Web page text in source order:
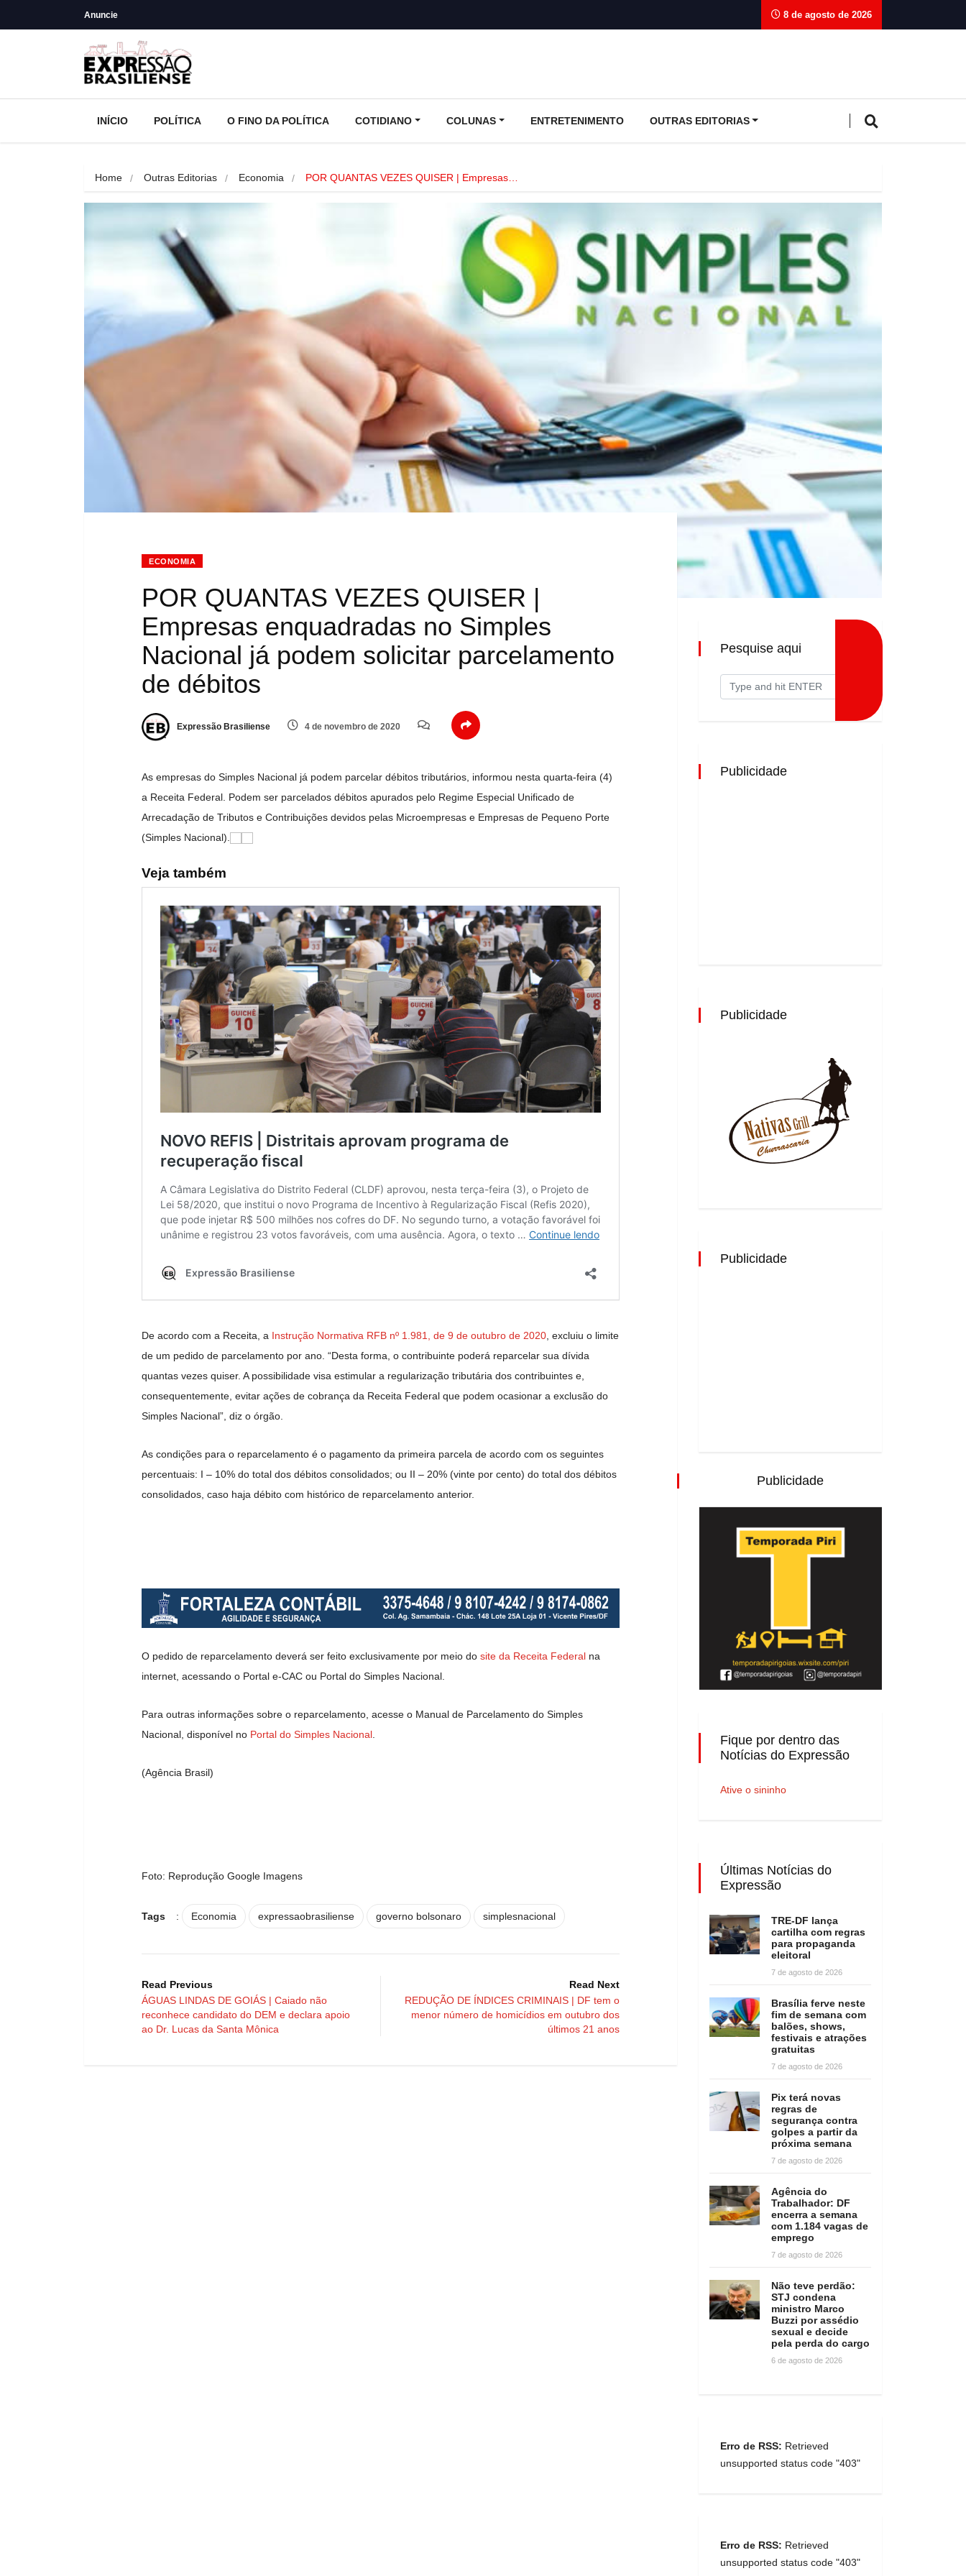
Anuncie 8 de agosto de 2026
INÍCIO POLÍTICA O FINO DA POLÍTICA COTIDIANO COLUNAS ENTRETENIMENTO OUTRAS EDITORIAS
Home Outras Editorias Economia POR QUANTAS VEZES QUISER | Empresas…
ECONOMIA
POR QUANTAS VEZES QUISER |
Empresas enquadradas no Simples
Nacional já podem solicitar parcelamento
de débitos
Expressão Brasiliense 4 de novembro de 2020
As empresas do Simples Nacional já podem parcelar débitos tributários, informou nesta quarta-feira (4)
a Receita Federal. Podem ser parcelados débitos apurados pelo Regime Especial Unificado de
Arrecadação de Tributos e Contribuições devidos pelas Microempresas e Empresas de Pequeno Porte
(Simples Nacional).
Veja também
De acordo com a Receita, a Instrução Normativa RFB nº 1.981, de 9 de outubro de 2020 , excluiu o limite
de um pedido de parcelamento por ano. “Desta forma, o contribuinte poderá reparcelar sua dívida
quantas vezes quiser. A possibilidade visa estimular a regularização tributária dos contribuintes e,
consequentemente, evitar ações de cobrança da Receita Federal que podem ocasionar a exclusão do
Simples Nacional”, diz o órgão.
As condições para o reparcelamento é o pagamento da primeira parcela de acordo com os seguintes
percentuais: I – 10% do total dos débitos consolidados; ou II – 20% (vinte por cento) do total dos débitos
consolidados, caso haja débito com histórico de reparcelamento anterior.
O pedido de reparcelamento deverá ser feito exclusivamente por meio do site da Receita Federal na
internet, acessando o Portal e-CAC ou Portal do Simples Nacional.
Para outras informações sobre o reparcelamento, acesse o Manual de Parcelamento do Simples
Nacional, disponível no Portal do Simples Nacional.
(Agência Brasil)
Foto: Reprodução Google Imagens
Tags : Economia expressaobrasiliense governo bolsonaro simplesnacional
Read Previous
ÁGUAS LINDAS DE GOIÁS | Caiado não
reconhece candidato do DEM e declara apoio
ao Dr. Lucas da Santa Mônica
Read Next
REDUÇÃO DE ÍNDICES CRIMINAIS | DF tem o
menor número de homicídios em outubro dos
últimos 21 anos
Pesquise aqui
Publicidade
Publicidade
Publicidade
Publicidade
Fique por dentro das
Notícias do Expressão
Ative o sininho
Últimas Notícias do
Expressão
TRE-DF lança
cartilha com regras
para propaganda
eleitoral
7 de agosto de 2026
Brasília ferve neste
fim de semana com
balões, shows,
festivais e atrações
gratuitas
7 de agosto de 2026
Pix terá novas
regras de
segurança contra
golpes a partir da
próxima semana
7 de agosto de 2026
Agência do
Trabalhador: DF
encerra a semana
com 1.184 vagas de
emprego
7 de agosto de 2026
Não teve perdão:
STJ condena
ministro Marco
Buzzi por assédio
sexual e decide
pela perda do cargo
6 de agosto de 2026
Erro de RSS: Retrieved
unsupported status code "403"
Erro de RSS: Retrieved
unsupported status code "403"